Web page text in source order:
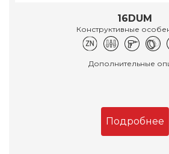
16DUM
Конструктивные
Дополнительные
Подробнее